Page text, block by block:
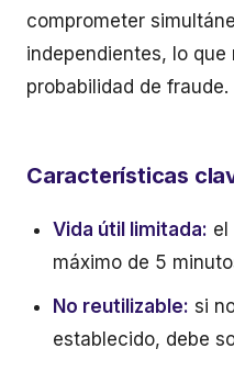
comprometer
independientes, lo
probabilidad de fraude.
Características
Vida útil limitada: el
máximo de 5
No reutilizable: si
establecido, debe